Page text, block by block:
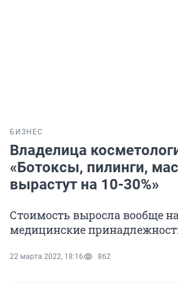
БИЗНЕС
Владелица
«Ботоксы, пилинги,
вырастут на 10-30%»
Стоимость выросла вообще
медицинские
22 марта 2022, 18:16 862